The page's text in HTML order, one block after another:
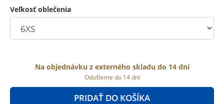
Veľkosť oblečenia
Na objednávku z externého skladu do 14 dní
Odošleme do 14 dní
PRIDAŤ DO KOŠÍKA